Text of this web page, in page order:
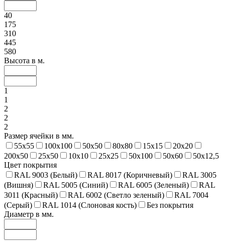
40
175
310
445
580
Высота в м.
1
1
2
2
2
Размер ячейки в мм.
55х55
100х100 50х50 80х80 15х15
20х20
200х50
25х50 10х10 25х25 50х100 50х60
50х12,5
Цвет покрытия
RAL 9003 (Белый)
RAL 8017 (Коричневый)
RAL 3005
(Вишня)
RAL 5005 (Синий) RAL 6005 (Зеленый)
RAL
3011 (Красный)
RAL 6002 (Светло зеленый)
RAL 7004
(Серый)
RAL 1014 (Слоновая кость)
Без покрытия
Диаметр в мм.